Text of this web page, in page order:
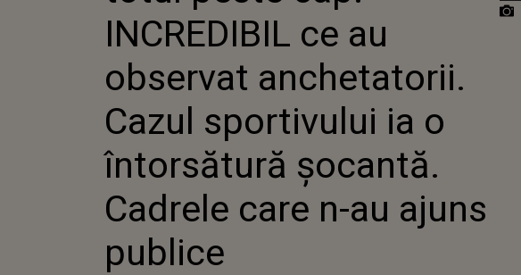
INCREDIBIL ce au
observat anchetatorii.
Cazul sportivului ia o
întorsătură șocantă.
Cadrele care n-au ajuns
publice